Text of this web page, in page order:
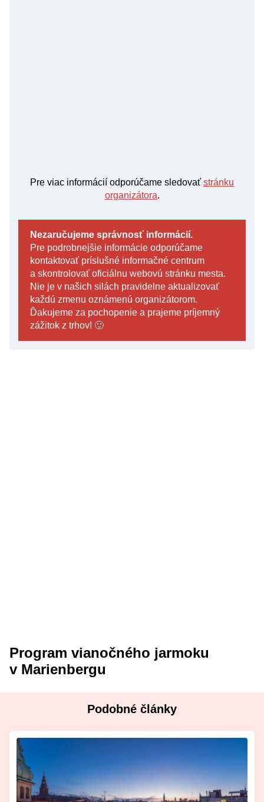
Pre viac informácií odporúčame sledovať stránku
organizátora.
Nezaručujeme správnosť informácií.
Pre podrobnejšie informácie odporúčame
kontaktovať príslušné informačné centrum
a skontrolovať oficiálnu webovú stránku mesta.
Nie je v našich silách pravidelne aktualizovať
každú zmenu oznámenú organizátorom.
Ďakujeme za pochopenie a prajeme príjemný
zážitok z trhov! 🙂
Program vianočného jarmoku
v Marienbergu
Podobné články